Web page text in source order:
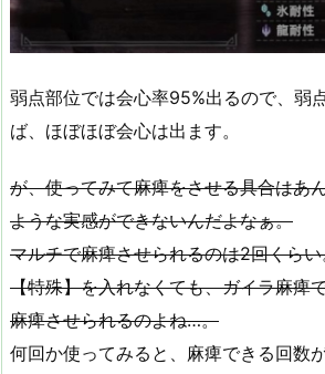
弱点部位では会心率95%出るので、弱
ば、ほぼほぼ会心は出ます。
が、使ってみて麻痺をさせる具合はあ
ような実感ができないんだよなぁ。
マルチで麻痺させられるのは2回くら
【特殊】を入れなくても、ガイラ麻痺
麻痺させられるのよね…。
何回か使ってみると、麻痺できる回数